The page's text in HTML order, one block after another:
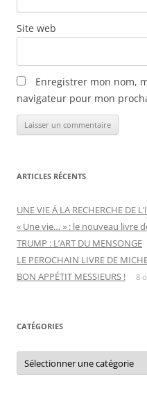
Site web
Enregistrer mon nom,
navigateur pour mon
ARTICLES RÉCENTS
UNE VIE Á LA RECHERCHE DE
« Une vie… » : le nouveau livre
TRUMP : L’ART DU MENSONGE
LE PEROCHAIN LIVRE DE
BON APPÉTIT MESSIEURS ! 8
CATÉGORIES
C
t